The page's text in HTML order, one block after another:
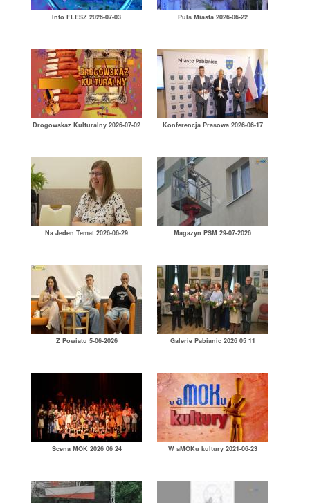
Info FLESZ 2026-07-03 Puls Miasta 2026-06-22
Drogowskaz Kulturalny 2026-07-02 Konferencja Prasowa 2026-06-17
Na Jeden Temat 2026-06-29 Magazyn PSM 29-07-2026
Z Powiatu 5-06-2026 Galerie Pabianic 2026 05 11
Scena MOK 2026 06 24 W aMOKu kultury 2021-06-23